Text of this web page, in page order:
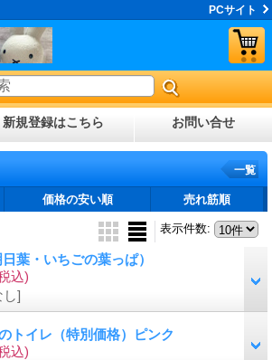
PCサイト
新規登録はこちら お問い合せ
一覧
価格の安い順 売れ筋順
表示件数:
葉・いちごの葉っぱ）
込)
し]
トイレ（特別価格）ピンク
込)